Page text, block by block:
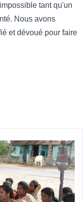
tant qu'un
Nous avons
et dévoué pour faire